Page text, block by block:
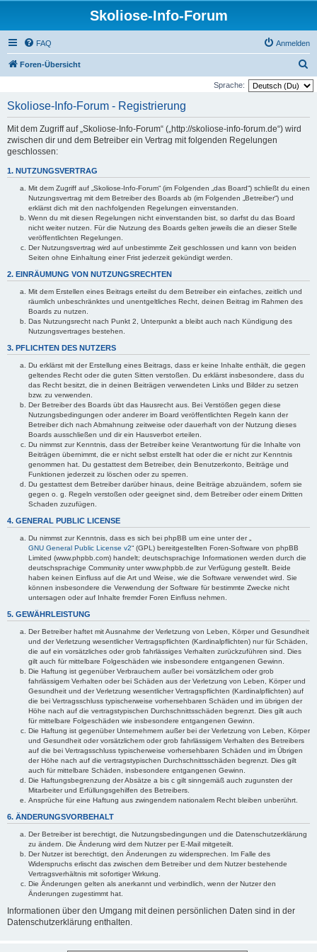
Skoliose-Info-Forum
FAQ Anmelden
Foren-Übersicht
u
Sprache:
Skoliose-Info-Forum - Registrierung
Mit dem Zugriff auf „Skoliose-Info-Forum“ („http://skoliose-info-forum.de“) wird
zwischen dir und dem Betreiber ein Vertrag mit folgenden Regelungen
geschlossen:
1. NUTZUNGSVERTRAG
Mit dem Zugriff auf „Skoliose-Info-Forum“ (im Folgenden „das Board“) schließt du einen
Nutzungsvertrag mit dem Betreiber des Boards ab (im Folgenden „Betreiber“) und
erklärst dich mit den nachfolgenden Regelungen einverstanden.
Wenn du mit diesen Regelungen nicht einverstanden bist, so darfst du das Board
nicht weiter nutzen. Für die Nutzung des Boards gelten jeweils die an dieser Stelle
veröffentlichten Regelungen.
Der Nutzungsvertrag wird auf unbestimmte Zeit geschlossen und kann von beiden
Seiten ohne Einhaltung einer Frist jederzeit gekündigt werden.
2. EINRÄUMUNG VON NUTZUNGSRECHTEN
Mit dem Erstellen eines Beitrags erteilst du dem Betreiber ein einfaches, zeitlich und
räumlich unbeschränktes und unentgeltliches Recht, deinen Beitrag im Rahmen des
Boards zu nutzen.
Das Nutzungsrecht nach Punkt 2, Unterpunkt a bleibt auch nach Kündigung des
Nutzungsvertrages bestehen.
3. PFLICHTEN DES NUTZERS
Du erklärst mit der Erstellung eines Beitrags, dass er keine Inhalte enthält, die gegen
geltendes Recht oder die guten Sitten verstoßen. Du erklärst insbesondere, dass du
das Recht besitzt, die in deinen Beiträgen verwendeten Links und Bilder zu setzen
bzw. zu verwenden.
Der Betreiber des Boards übt das Hausrecht aus. Bei Verstößen gegen diese
Nutzungsbedingungen oder anderer im Board veröffentlichten Regeln kann der
Betreiber dich nach Abmahnung zeitweise oder dauerhaft von der Nutzung dieses
Boards ausschließen und dir ein Hausverbot erteilen.
Du nimmst zur Kenntnis, dass der Betreiber keine Verantwortung für die Inhalte von
Beiträgen übernimmt, die er nicht selbst erstellt hat oder die er nicht zur Kenntnis
genommen hat. Du gestattest dem Betreiber, dein Benutzerkonto, Beiträge und
Funktionen jederzeit zu löschen oder zu sperren.
Du gestattest dem Betreiber darüber hinaus, deine Beiträge abzuändern, sofern sie
gegen o. g. Regeln verstoßen oder geeignet sind, dem Betreiber oder einem Dritten
Schaden zuzufügen.
4. GENERAL PUBLIC LICENSE
Du nimmst zur Kenntnis, dass es sich bei phpBB um eine unter der „
GNU General Public License v2“ (GPL) bereitgestellten Foren-Software von phpBB
Limited (www.phpbb.com) handelt; deutschsprachige Informationen werden durch die
deutschsprachige Community unter www.phpbb.de zur Verfügung gestellt. Beide
haben keinen Einfluss auf die Art und Weise, wie die Software verwendet wird. Sie
können insbesondere die Verwendung der Software für bestimmte Zwecke nicht
untersagen oder auf Inhalte fremder Foren Einfluss nehmen.
5. GEWÄHRLEISTUNG
Der Betreiber haftet mit Ausnahme der Verletzung von Leben, Körper und Gesundheit
und der Verletzung wesentlicher Vertragspflichten (Kardinalpflichten) nur für Schäden,
die auf ein vorsätzliches oder grob fahrlässiges Verhalten zurückzuführen sind. Dies
gilt auch für mittelbare Folgeschäden wie insbesondere entgangenen Gewinn.
Die Haftung ist gegenüber Verbrauchern außer bei vorsätzlichem oder grob
fahrlässigem Verhalten oder bei Schäden aus der Verletzung von Leben, Körper und
Gesundheit und der Verletzung wesentlicher Vertragspflichten (Kardinalpflichten) auf
die bei Vertragsschluss typischerweise vorhersehbaren Schäden und im übrigen der
Höhe nach auf die vertragstypischen Durchschnittsschäden begrenzt. Dies gilt auch
für mittelbare Folgeschäden wie insbesondere entgangenen Gewinn.
Die Haftung ist gegenüber Unternehmern außer bei der Verletzung von Leben, Körper
und Gesundheit oder vorsätzlichem oder grob fahrlässigem Verhalten des Betreibers
auf die bei Vertragsschluss typischerweise vorhersehbaren Schäden und im Übrigen
der Höhe nach auf die vertragstypischen Durchschnittsschäden begrenzt. Dies gilt
auch für mittelbare Schäden, insbesondere entgangenen Gewinn.
Die Haftungsbegrenzung der Absätze a bis c gilt sinngemäß auch zugunsten der
Mitarbeiter und Erfüllungsgehilfen des Betreibers.
Ansprüche für eine Haftung aus zwingendem nationalem Recht bleiben unberührt.
6. ÄNDERUNGSVORBEHALT
Der Betreiber ist berechtigt, die Nutzungsbedingungen und die Datenschutzerklärung
zu ändern. Die Änderung wird dem Nutzer per E-Mail mitgeteilt.
Der Nutzer ist berechtigt, den Änderungen zu widersprechen. Im Falle des
Widerspruchs erlischt das zwischen dem Betreiber und dem Nutzer bestehende
Vertragsverhältnis mit sofortiger Wirkung.
Die Änderungen gelten als anerkannt und verbindlich, wenn der Nutzer den
Änderungen zugestimmt hat.
Informationen über den Umgang mit deinen persönlichen Daten sind in der
Datenschutzerklärung enthalten.